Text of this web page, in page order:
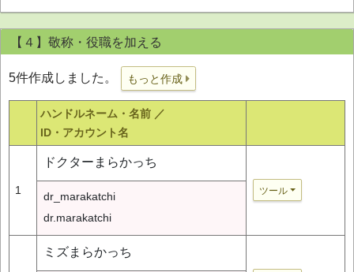
【４】敬称・役職を加える
5件作成しました。 もっと作成
ハンドルネーム・名前 ／
ID・アカウント名
1
ドクターまらかっち
ツール
dr_marakatchi
dr.marakatchi
ミズまらかっち